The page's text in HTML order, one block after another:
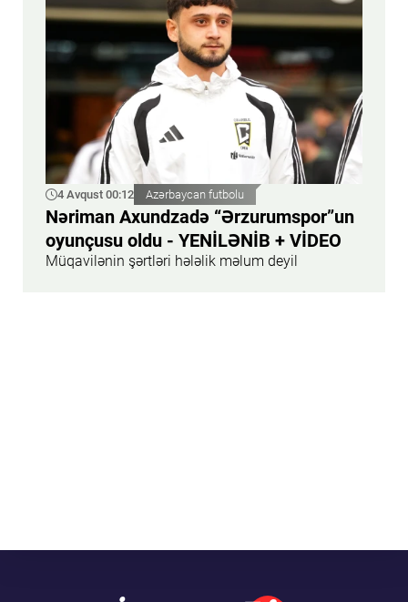
4 Avqust 00:12 Azərbaycan futbolu
Nəriman Axundzadə “Ərzurumspor”un
oyunçusu oldu - YENİLƏNİB + VİDEO
Müqavilənin şərtləri hələlik məlum deyil